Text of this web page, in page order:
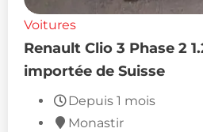
Voitures
Renault Clio 3 Phase 2
importée de Suisse
Depuis 1 mois
Monastir